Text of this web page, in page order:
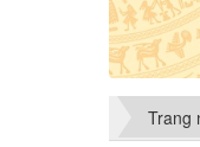
Trang